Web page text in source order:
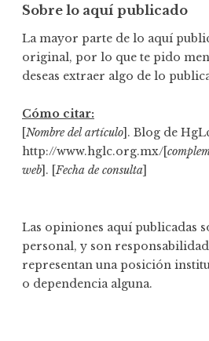
Sobre lo aquí publicado
La mayor parte de lo aquí
original, por lo que te pido
deseas extraer algo de lo
Cómo citar:
[Nombre del artículo]. Blog de
http://www.hglc.org.mx/[
web]. [Fecha de consulta]
Las opiniones aquí publicadas
personal, y son
representan una posición
o dependencia alguna.